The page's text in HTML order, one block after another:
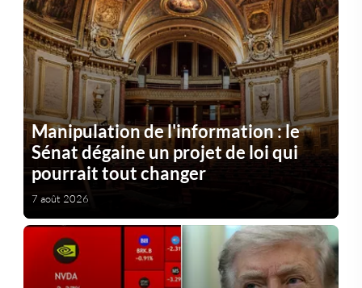
Manipulation de l'information : le
Sénat dégaine un projet de loi qui
pourrait tout changer
7 août 2026